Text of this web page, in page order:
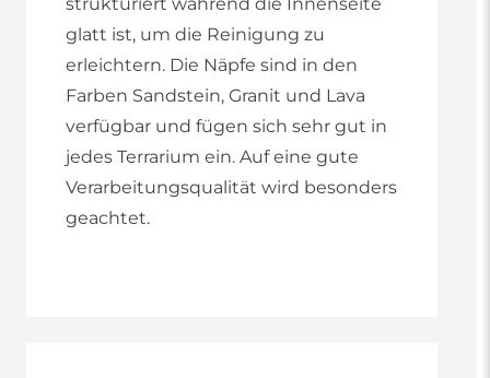
glatt ist, um die Reinigung zu
erleichtern. Die Näpfe sind in den
Farben Sandstein, Granit und Lava
verfügbar und fügen sich sehr gut in
jedes Terrarium ein. Auf eine gute
Verarbeitungsqualität wird besonders
geachtet.